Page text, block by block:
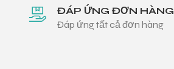
ĐÁP ỨNG ĐƠN HÀNG
Đáp ứng tất cả đơn hàng